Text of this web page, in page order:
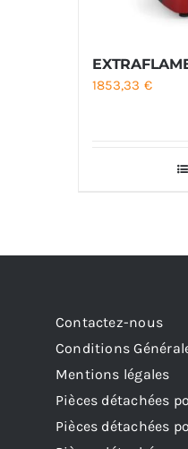
1853,33 €
Contactez-nous
Conditions
Mentions légales
Pièces détachées
Pièces détachées